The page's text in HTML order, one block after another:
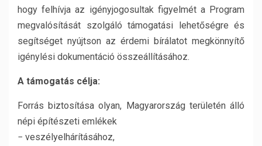
hogy felhívja az igényjogosultak figyelmét a Program
megvalósítását szolgáló támogatási lehetőségre és
segítséget nyújtson az érdemi bírálatot megkönnyítő
igénylési dokumentáció összeállításához.
A támogatás célja:
Forrás biztosítása olyan, Magyarország területén álló
népi építészeti emlékek
− veszélyelhárításához,